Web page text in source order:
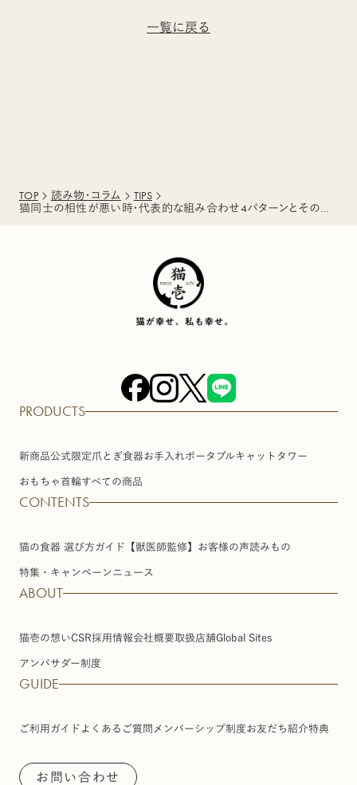
一覧に戻る
TOP 読み物・コラム
TIPS
猫同士の相性が悪い時・代表的な組み合わせ4パターンとその理由
PRODUCTS
新商品公式限定爪とぎ食器お手入れポータブル キャットタワー
おもちゃ首輪すべての商品
CONTENTS
猫の食器 選び方ガイド【獣医師監修】 お客様の声読みもの
特集・キャンペーンニュース
ABOUT
猫壱の想いCSR採用情報会社概要取扱店舗Global Sites
アンバサダー制度
GUIDE
ご利用ガイド よくあるご質問 メンバーシップ制度お友だち紹介特典
お問い合わせ